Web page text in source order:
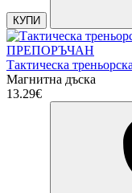
КУПИ
ПРЕПОРЪЧАН
Тактическа
Магнитна дъска
13.29€